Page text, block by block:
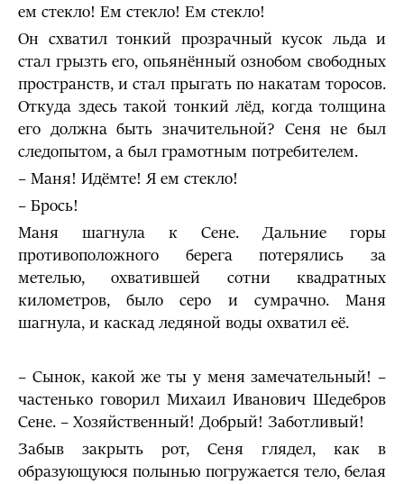
ем стекло! Ем стекло! Ем стекло!
Он схватил тонкий прозрачный кусок льда и
стал грызть его, опьянённый ознобом свободных
пространств, и стал прыгать по накатам торосов.
Откуда здесь такой тонкий лёд, когда толщина
его должна быть значительной? Сеня не был
следопытом, а был грамотным потребителем.
– Маня! Идёмте! Я ем стекло!
– Брось!
Маня шагнула к Сене. Дальние горы
противоположного берега потерялись за
метелью, охватившей сотни квадратных
километров, было серо и сумрачно. Маня
шагнула, и каскад ледяной воды охватил её.
– Сынок, какой же ты у меня замечательный! –
частенько говорил Михаил Иванович Шедебров
Сене. – Хозяйственный! Добрый! Заботливый!
Забыв закрыть рот, Сеня глядел, как в
образующуюся полынью погружается тело, белая